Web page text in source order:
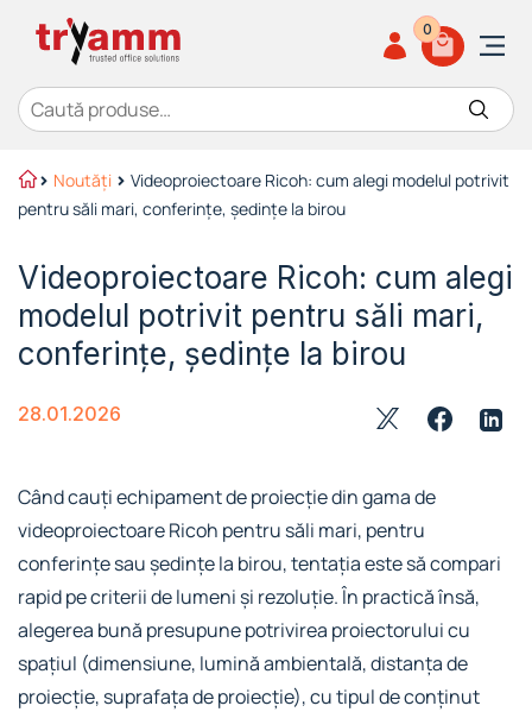
Caută după:
0
Noutăți
Videoproiectoare Ricoh: cum alegi modelul potrivit
pentru săli mari, conferințe, ședințe la birou
Videoproiectoare Ricoh: cum alegi
modelul potrivit pentru săli mari,
conferințe, ședințe la birou
28.01.2026
Când cauți echipament de proiecție din gama de
videoproiectoare Ricoh pentru săli mari, pentru
conferințe sau ședințe la birou, tentația este să compari
rapid pe criterii de lumeni și rezoluție. În practică însă,
alegerea bună presupune potrivirea proiectorului cu
spațiul (dimensiune, lumină ambientală, distanța de
proiecție, suprafața de proiecție), cu tipul de conținut